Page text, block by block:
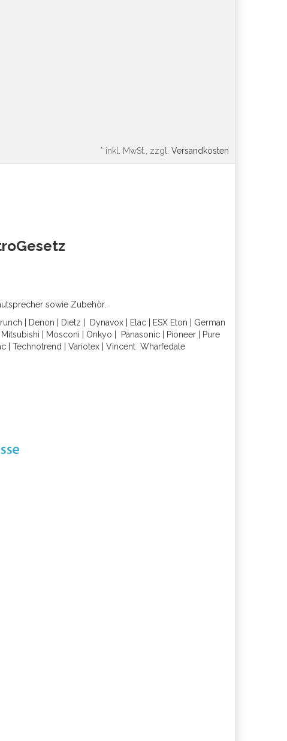
* inkl. MwSt., zzgl. Versandkosten
sowie Zubehör.
Denon Dietz Dynavox Elac ESX Eton
German
Mitsubishi Mosconi Onkyo Panasonic| Pioneer|
Pure
Technotrend Variotex Vincent Wharfedal e